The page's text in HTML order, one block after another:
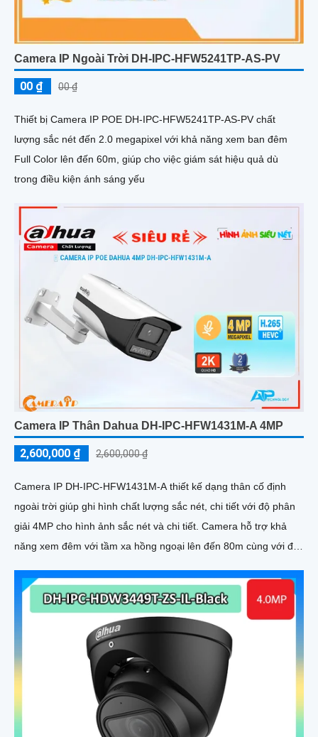
Camera IP Ngoài Trời DH-IPC-HFW5241TP-AS-PV
00 ₫ 00 ₫
Thiết bị Camera IP POE DH-IPC-HFW5241TP-AS-PV chất
lượng sắc nét đến 2.0 megapixel với khả năng xem ban đêm
Full Color lên đến 60m, giúp cho việc giám sát hiệu quả dù
trong điều kiện ánh sáng yếu
Camera IP Thân Dahua DH-IPC-HFW1431M-A 4MP
2,600,000 ₫ 2,600,000 ₫
Camera IP DH-IPC-HFW1431M-A thiết kế dạng thân cố định
ngoài trời giúp ghi hình chất lượng sắc nét, chi tiết với độ phân
giải 4MP cho hình ảnh sắc nét và chi tiết. Camera hỗ trợ khả
năng xem đêm với tầm xa hồng ngoại lên đến 80m cùng với đó